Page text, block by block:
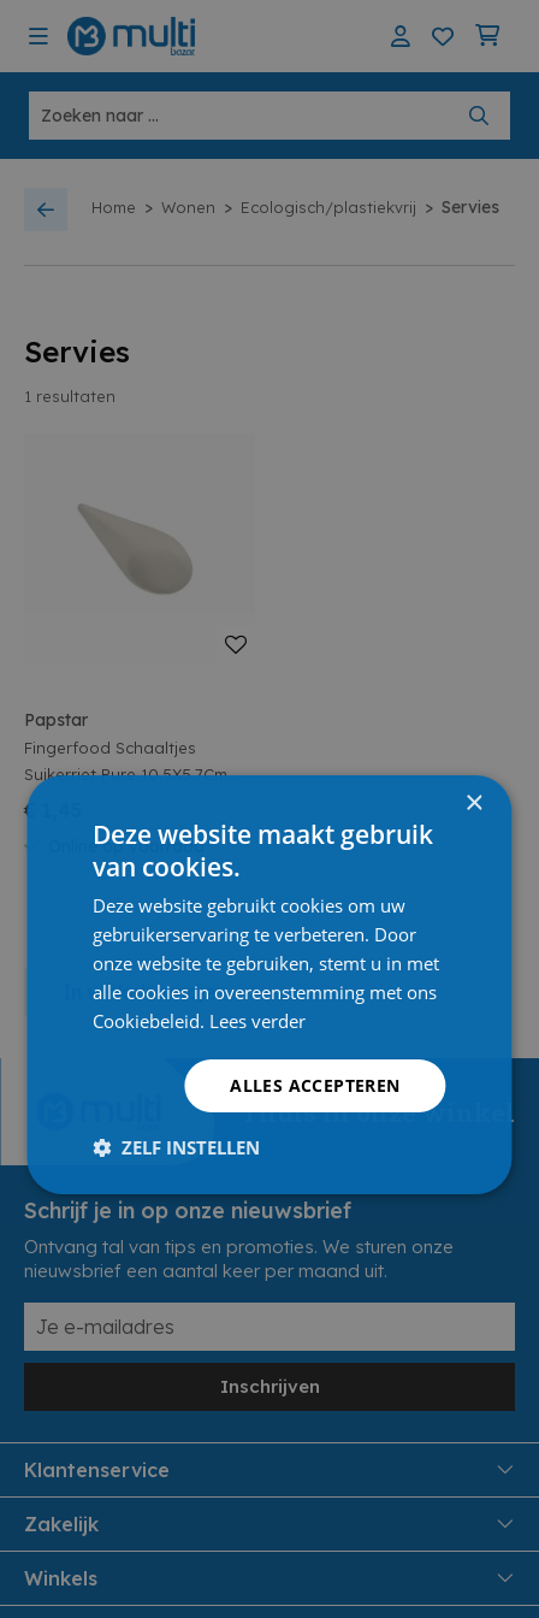
Home > Wonen > Ecologisch/plastiekvrij > Servies
Servies
1 resultaten
Papstar
Fingerfood Schaaltjes
Suikerriet Pure 10.5X5.7Cm
Wit Drop 12St.
€ 1,45
Online op voorraad
In winkelmandje
Thuis in onze winkel
Schrijf je in op onze nieuwsbrief
Ontvang tal van tips en promoties. We sturen onze
nieuwsbrief een aantal keer per maand uit.
Inschrijven
Klantenservice
FAQ
Veiligheid en Privacy
Zakelijk
Samenwoonactie
B2B
Winkels
×
Deze website maakt gebruik
van cookies.
Deze website gebruikt cookies om uw
gebruikerservaring te verbeteren. Door
onze website te gebruiken, stemt u in met
alle cookies in overeenstemming met ons
Cookiebeleid. Lees verder
ALLES ACCEPTEREN
ZELF INSTELLEN